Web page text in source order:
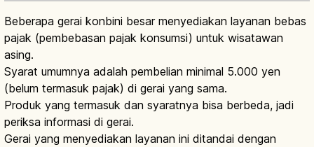
Beberapa gerai konbini besar menyediakan layanan bebas
pajak (pembebasan pajak konsumsi) untuk wisatawan
asing.
Syarat umumnya adalah pembelian minimal 5.000 yen
(belum termasuk pajak) di gerai yang sama.
Produk yang termasuk dan syaratnya bisa berbeda, jadi
periksa informasi di gerai.
Gerai yang menyediakan layanan ini ditandai dengan